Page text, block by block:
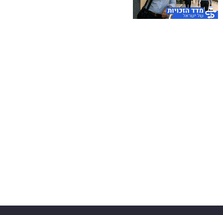
פעולה